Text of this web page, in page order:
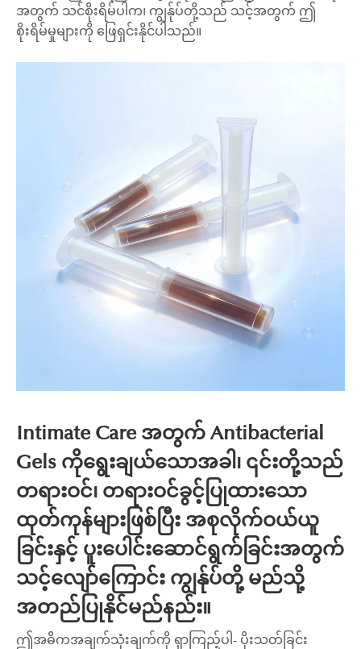
အတွက် သင်စိုးရိမ်ပါက၊ ကျွန်ုပ်တို့သည် သင့်အတွက် ဤ
စိုးရိမ်မှုများကို ဖြေရှင်းနိုင်ပါသည်။
Intimate Care အတွက် Antibacterial
Gels ကိုရွေးချယ်သောအခါ၊ ၎င်းတို့သည်
တရားဝင်၊ တရားဝင်ခွင့်ပြုထားသော
ထုတ်ကုန်များဖြစ်ပြီး အစုလိုက်ဝယ်ယူ
ခြင်းနှင့် ပူးပေါင်းဆောင်ရွက်ခြင်းအတွက်
သင့်လျော်ကြောင်း ကျွန်ုပ်တို့ မည်သို့
အတည်ပြုနိုင်မည်နည်း။
ဤအဓိကအချက်သုံးချက်ကို ရှာကြည့်ပါ- ပိုးသတ်ခြင်း